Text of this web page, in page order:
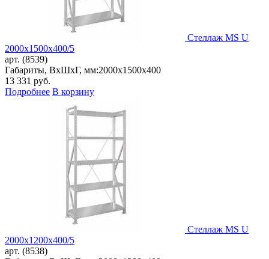
Стеллаж MS U
2000x1500x400/5
арт. (8539)
Габариты, ВxШxГ, мм:2000x1500x400
13 331 руб.
Подробнее В корзину
Стеллаж MS U
2000x1200x400/5
арт. (8538)